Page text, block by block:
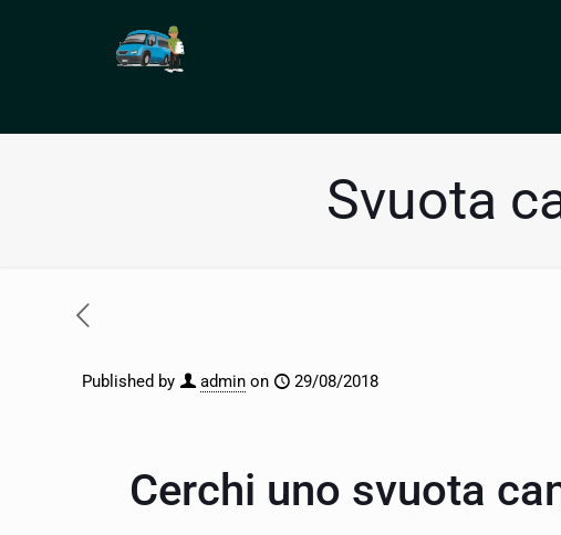
Svuota
Published by admin on 29/08/2018
Cerchi uno svuota